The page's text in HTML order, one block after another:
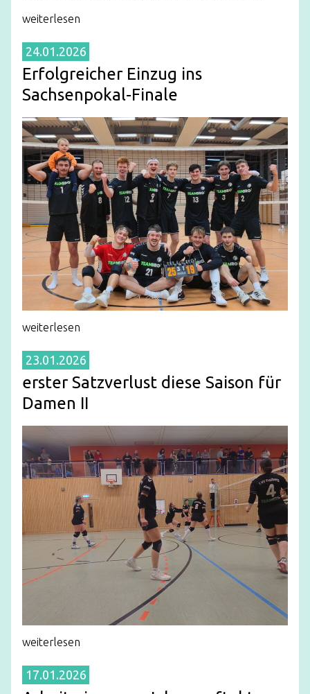
weiterlesen
24.01.2026
Erfolgreicher Einzug ins
Sachsenpokal-Finale
weiterlesen
23.01.2026
erster Satzverlust diese Saison für
Damen II
weiterlesen
17.01.2026